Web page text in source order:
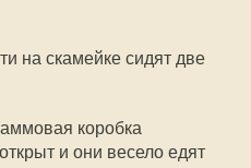
на скамейке сидят две
коробка
и они весело едят